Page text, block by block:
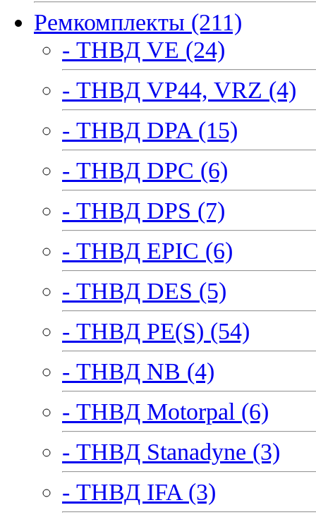
Ремкомплекты (211)
- ТНВД VE (24)
- ТНВД VP44, VRZ (4)
- ТНВД DPA (15)
- ТНВД DPC (6)
- ТНВД DPS (7)
- ТНВД EPIC (6)
- ТНВД DES (5)
- ТНВД PE(S) (54)
- ТНВД NB (4)
- ТНВД Motorpal (6)
- ТНВД Stanadyne (3)
- ТНВД IFA (3)